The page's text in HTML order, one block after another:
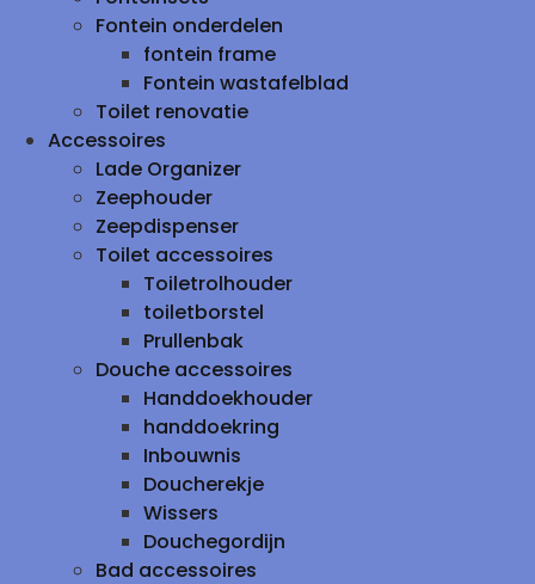
Fontein onderdelen
fontein frame
Fontein wastafelblad
Toilet renovatie
Accessoires
Lade Organizer
Zeephouder
Zeepdispenser
Toilet accessoires
Toiletrolhouder
toiletborstel
Prullenbak
Douche accessoires
Handdoekhouder
handdoekring
Inbouwnis
Doucherekje
Wissers
Douchegordijn
Bad accessoires